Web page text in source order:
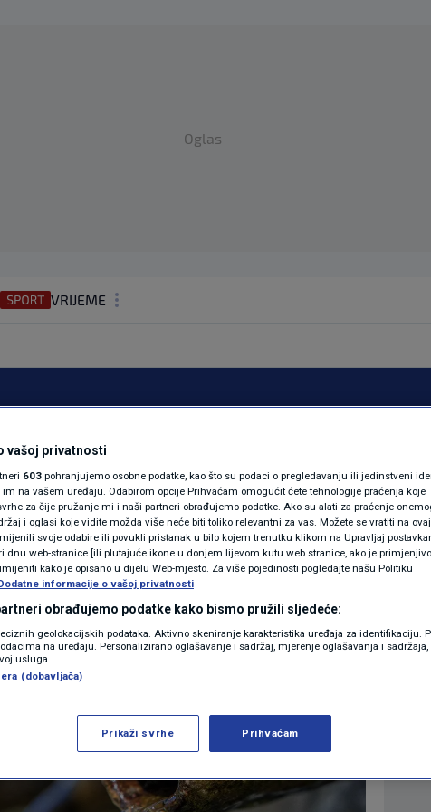
Oglas
VRIJEME
REGIJA
MAGAZIN
KOLUMNE
N1(DIS)INFO
KLIMATSKE PROMJENE
FOTO
VIDEO
možemo
13:12 VIJESTI 0 komentara
Više
vašoj privatnosti
603 pohranjujemo osobne podatke, kao što su podaci o pregledavanju ili jedinstveni
na vašem uređaju. Odabirom opcije Prihvaćam omogućit ćete tehnologije praćenja koje
za čije pružanje mi i naši partneri obrađujemo podatke. Ako su alati za praćenje
i oglasi koje vidite možda više neće biti toliko relevantni za vas. Možete se vratiti na
svoje odabire ili povukli pristanak u bilo kojem trenutku klikom na Upravljaj
dnu web-stranice [ili plutajuće ikone u donjem lijevom kutu web stranice, ako je
kako je opisano u dijelu Web-mjesto. Za više pojedinosti pogledajte našu Politiku
informacije o vašoj privatnosti
obrađujemo podatke kako bismo pružili sljedeće:
geolokacijskih podataka. Aktivno skeniranje karakteristika uređaja za identifikaciju.
na uređaju. Personalizirano oglašavanje i sadržaj, mjerenje oglašavanja i
usluga.
(dobavljača)
Prikaži svrhe Prihvaćam